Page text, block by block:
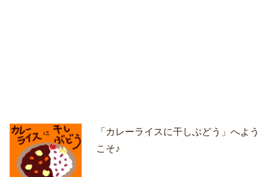
「カレーライスに干しぶどう」へよう
こそ♪